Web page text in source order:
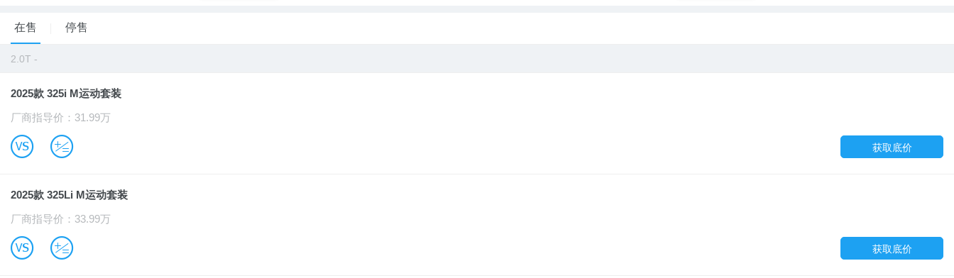
在售 停售
2.0T -
2025款 325i M运动套装
厂商指导价：31.99万
获取底价
B u
2025款 325Li M运动套装
厂商指导价：33.99万
获取底价
B u